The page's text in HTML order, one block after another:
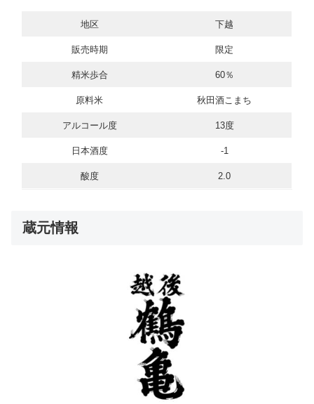
地区 下越
販売時期 限定
精米歩合 60％
原料米 秋田酒こまち
アルコール度 13度
日本酒度 -1
酸度 2.0
蔵元情報